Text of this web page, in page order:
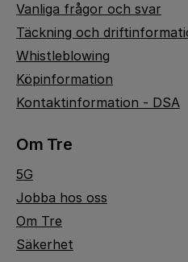
Vanliga frågor och svar
Täckning och
Whistleblowing
Köpinformation
Kontaktinformation - DSA
Om Tre
5G
Jobba hos oss
Om Tre
Säkerhet